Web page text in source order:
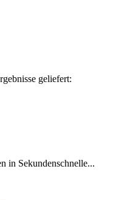
geliefert:
in Sekundenschnelle...